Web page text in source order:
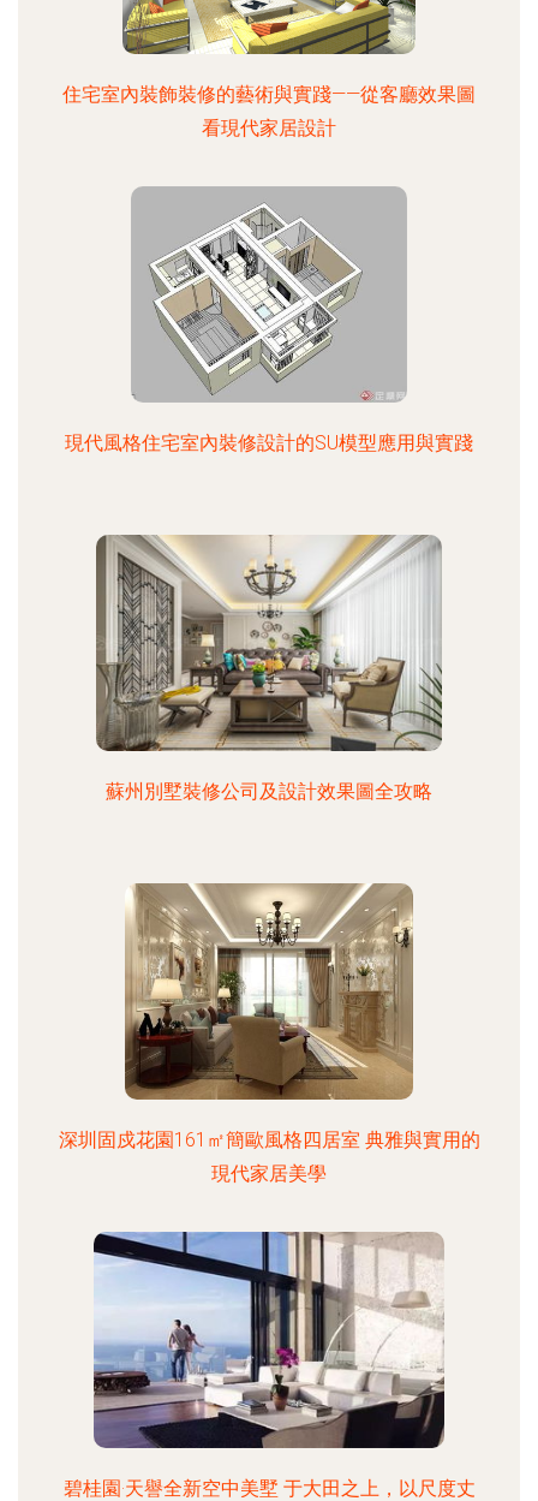
住宅室內裝飾裝修的藝術與實踐——從客廳效果圖
看現代家居設計
現代風格住宅室內裝修設計的SU模型應用與實踐
蘇州別墅裝修公司及設計效果圖全攻略
深圳固戍花園161㎡簡歐風格四居室 典雅與實用的
現代家居美學
碧桂園·天譽全新空中美墅 于大田之上，以尺度丈